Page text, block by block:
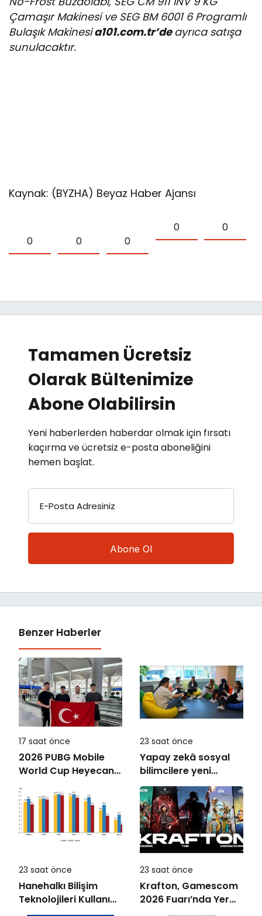
Çamaşır Makinesi ve SEG BM 6001 6 Programlı
Bulaşık Makinesia101.com.tr’deayrıca satışa
sunulacaktır.
Kaynak: (BYZHA) Beyaz Haber Ajansı
0 0 0
0 0
Tamamen Ücretsiz
Olarak Bültenimize
Abone Olabilirsin
Yeni haberlerden haberdar olmak için fırsatı
kaçırma ve ücretsiz e-posta aboneliğini
hemen başlat.
E-Posta Adresiniz
Benzer Haberler
17 saat önce
2026 PUBG Mobile
World Cup Heyecanı
Paris’te Başlıyor
23 saat önce
Yapay zekâ sosyal
bilimcilere yeni
kariyer kapıları
açıyor!
23 saat önce
Hanehalkı Bilişim
Teknolojileri Kullanım
Araştırması, 2026
23 saat önce
Krafton, Gamescom
2026 Fuarı’nda Yer
Alacak Oyunlarına